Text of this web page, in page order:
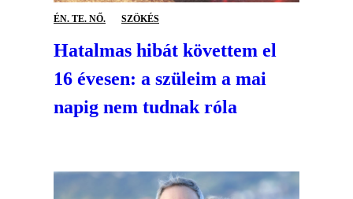
ÉN. TE. NŐ. SZÖKÉS
Hatalmas hibát követtem el
16 évesen: a szüleim a mai
napig nem tudnak róla